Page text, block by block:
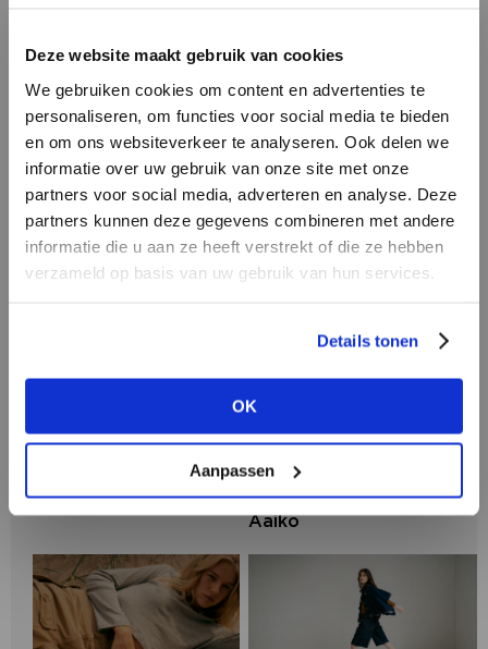
Deze website maakt gebruik van cookies
We gebruiken cookies om content en advertenties te
personaliseren, om functies voor social media te bieden
en om ons websiteverkeer te analyseren. Ook delen we
informatie over uw gebruik van onze site met onze
partners voor social media, adverteren en analyse. Deze
partners kunnen deze gegevens combineren met andere
informatie die u aan ze heeft verstrekt of die ze hebben
verzameld op basis van uw gebruik van hun services.
Details tonen
OK
Aanpassen
LOGIN
Password
LOGIN
NO ACCOUNT YET?
Lofty Manner
BRAND
Circle of Trust
BRAND
BRAND
Aaiko